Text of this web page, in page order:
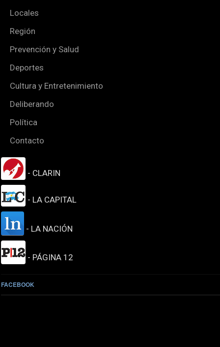
Locales
Región
Prevención y Salud
Deportes
Cultura y Entretenimiento
Deliberando
Política
Contacto
- CLARIN
- LA CAPITAL
- LA NACIÓN
- PÁGINA 12
FACEBOOK